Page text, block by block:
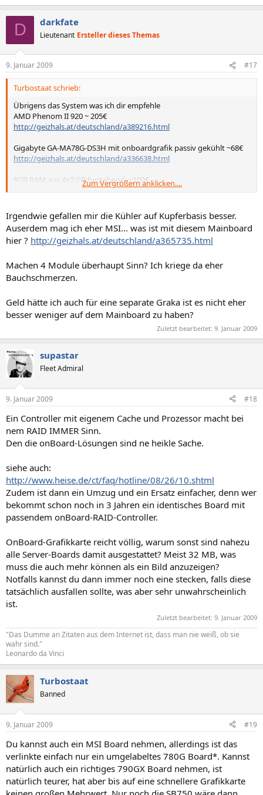
D darkfate
Lieutenant Ersteller dieses Themas
9. Januar 2009 #17
Turbostaat schrieb:
Übrigens das System was ich dir empfehle
AMD Phenom II 920 ~ 205€
http://geizhals.at/deutschland/a389216.html
Gigabyte GA-MA78G-DS3H mit onboardgrafik passiv gekühlt ~68€
http://geizhals.at/deutschland/a336638.html
8GB RAM aus 4x2 GB bestehend, ~100€
http://geizhals.at/deutschland/a325975.html
Sind wir grob gerechnet bei 375€ (eher noch weniger weil ich den
RAM aufgerundet habe)
Dann sind noch 500€ für Festplatten, Netzteil, Gehäuse, evtl. sogar
Zum Vergrößern anklicken....
Irgendwie gefallen mir die Kühler auf Kupferbasis besser.
Auserdem mag ich eher MSI... was ist mit diesem Mainboard
hier ? http://geizhals.at/deutschland/a365735.html
Machen 4 Module überhaupt Sinn? Ich kriege da eher
Bauchschmerzen.
Geld hätte ich auch für eine separate Graka ist es nicht eher
besser weniger auf dem Mainboard zu haben?
Zuletzt bearbeitet: 9. Januar 2009
supastar
Fleet Admiral
9. Januar 2009 #18
Ein Controller mit eigenem Cache und Prozessor macht bei
nem RAID IMMER Sinn.
Den die onBoard-Lösungen sind ne heikle Sache.
siehe auch:
http://www.heise.de/ct/faq/hotline/08/26/10.shtml
Zudem ist dann ein Umzug und ein Ersatz einfacher, denn wer
bekommt schon noch in 3 Jahren ein identisches Board mit
passendem onBoard-RAID-Controller.
OnBoard-Grafikkarte reicht völlig, warum sonst sind nahezu
alle Server-Boards damit ausgestattet? Meist 32 MB, was
muss die auch mehr können als ein Bild anzuzeigen?
Notfalls kannst du dann immer noch eine stecken, falls diese
tatsächlich ausfallen sollte, was aber sehr unwahrscheinlich
ist.
Zuletzt bearbeitet: 9. Januar 2009
"Das Dumme an Zitaten aus dem Internet ist, dass man nie weiß, ob sie
wahr sind."
Leonardo da Vinci
Turbostaat
Banned
9. Januar 2009 #19
Du kannst auch ein MSI Board nehmen, allerdings ist das
verlinkte einfach nur ein umgelabeltes 780G Board*. Kannst
natürlich auch ein richtiges 790GX Board nehmen, ist
natürlich teurer, hat aber bis auf eine schnellere Grafikkarte